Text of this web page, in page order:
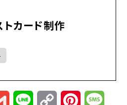
カード制作
Gmail Line
Copy
Pinterest